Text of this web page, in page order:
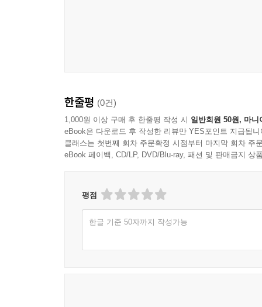
목표는 평생 기억에 남을 만큼 인상적인 지면을 제
역동적인 화보를 한 권 가득 담았습니다.
지식 면에서도 충실한 도감의 모습을 보여 줍니다
도감으로서 과학 교육의 최전선에 서 있는 것입니
한줄평 (0건)
1,000원 이상 구매 후 한줄평 작성 시 일반회원 50원, 마니
eBook은 다운로드 후 작성한 리뷰만 YES포인트 지급됩니
클래스는 첫번째 회차 주문확정 시점부터 마지막 회차 주
eBook 페이백, CD/LP, DVD/Blu-ray, 패션 및 판매금지 상
평점
한글 기준 50자까지 작성가능